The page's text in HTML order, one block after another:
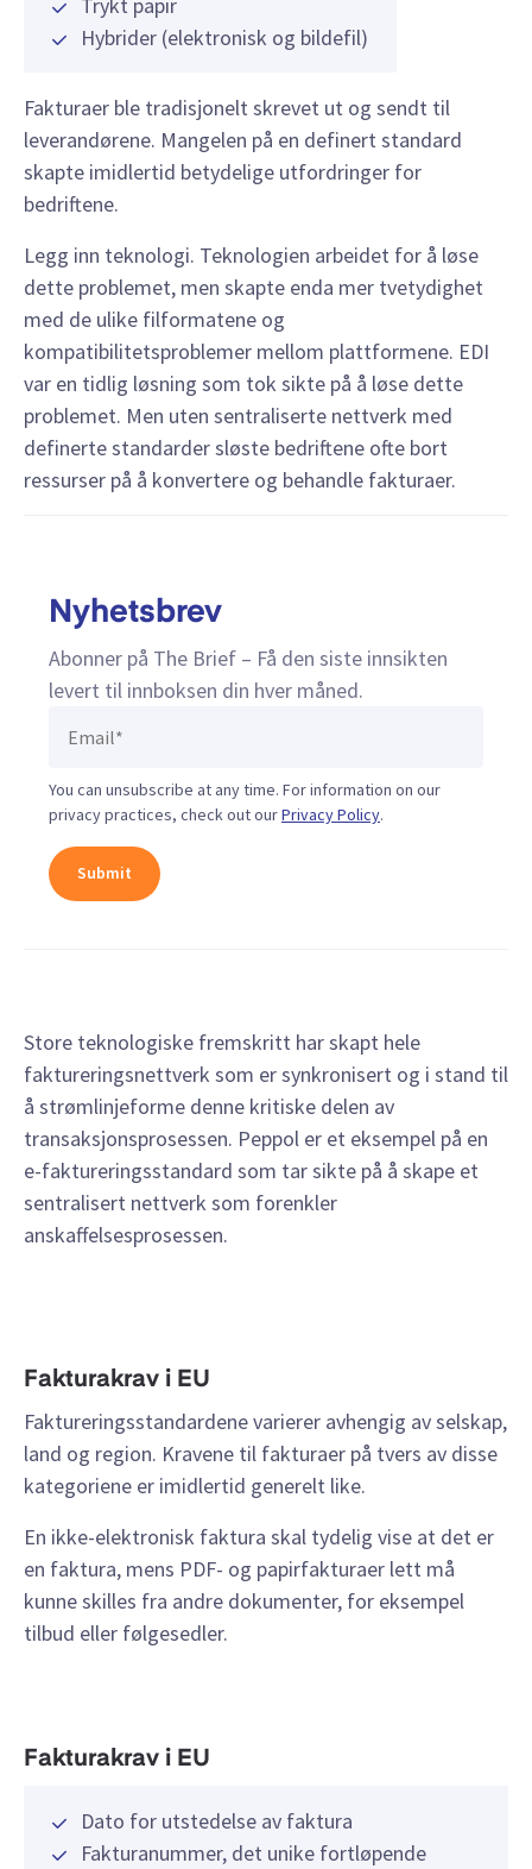
Trykt papir
Hybrider (elektronisk og bildefil)
Fakturaer ble tradisjonelt skrevet ut og sendt til
leverandørene. Mangelen på en definert standard
skapte imidlertid betydelige utfordringer for
bedriftene.
Legg inn teknologi. Teknologien arbeidet for å løse
dette problemet, men skapte enda mer tvetydighet
med de ulike filformatene og
kompatibilitetsproblemer mellom plattformene. EDI
var en tidlig løsning som tok sikte på å løse dette
problemet. Men uten sentraliserte nettverk med
definerte standarder sløste bedriftene ofte bort
ressurser på å konvertere og behandle fakturaer.
Nyhetsbrev
Abonner på The Brief – Få den siste innsikten
levert til innboksen din hver måned.
You can unsubscribe at any time. For information on our
privacy practices, check out ourPrivacy Policy.
Store teknologiske fremskritt har skapt hele
faktureringsnettverk som er synkronisert og i stand til
å strømlinjeforme denne kritiske delen av
transaksjonsprosessen. Peppol er et eksempel på en
e-faktureringsstandard som tar sikte på å skape et
sentralisert nettverk som forenkler
anskaffelsesprosessen.
Fakturakrav i EU
Faktureringsstandardene varierer avhengig av selskap,
land og region. Kravene til fakturaer på tvers av disse
kategoriene er imidlertid generelt like.
En ikke-elektronisk faktura skal tydelig vise at det er
en faktura, mens PDF- og papirfakturaer lett må
kunne skilles fra andre dokumenter, for eksempel
tilbud eller følgesedler.
Fakturakrav i EU
Dato for utstedelse av faktura
Fakturanummer, det unike fortløpende